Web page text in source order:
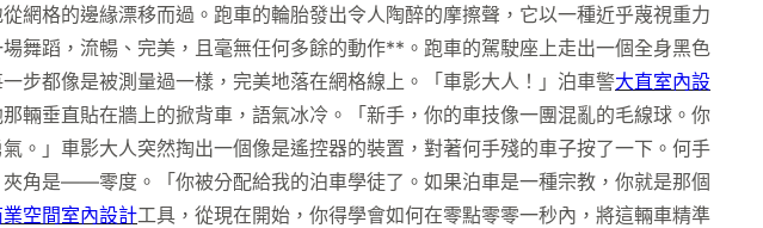
網格的邊緣漂移而過。跑車的輪胎發出令人陶醉的摩擦聲，它以一種近乎蔑視重力
舞蹈，流暢、完美，且毫無任何多餘的動作**。跑車的駕駛座上走出一個全身黑色
步都像是被測量過一樣，完美地落在網格線上。「車影大人！」泊車警大直室內設
輛垂直貼在牆上的掀背車，語氣冰冷。「新手，你的車技像一團混亂的毛線球。你
」車影大人突然掏出一個像是遙控器的裝置，對著何手殘的車子按了一下。何手
角是——零度。「你被分配給我的泊車學徒了。如果泊車是一種宗教，你就是那個
業空間室內設計工具，從現在開始，你得學會如何在零點零零一秒內，將這輛車精準